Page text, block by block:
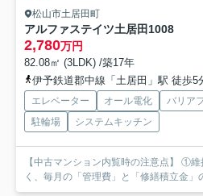
松山市土居田町
アルファステイツ土居田 1008
2,780万円
82.08㎡ (3LDK) /築17年
伊予鉄道郡中線「土居田」駅 徒歩5
エレベーター オール電化 バリア
駐輪場
システムキッチン
【中古マンション内覧時の注意点】 ①
く、毎月の「管理費」と「修繕積立金」